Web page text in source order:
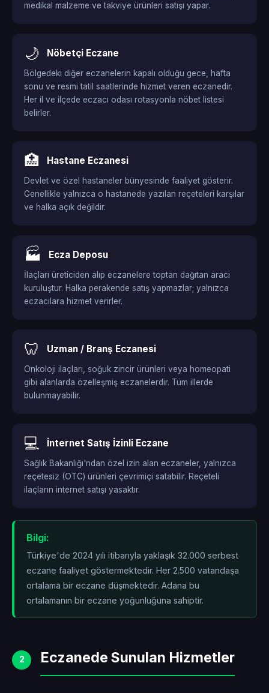
medikal malzeme ve takviye ürünleri satışı yapar.
🌙 Nöbetçi Eczane
Bölgedeki diğer eczanelerin kapalı olduğu gece, hafta
sonu ve resmi tatil saatlerinde hizmet veren eczanedir.
Her il ve ilçede eczacı odası rotasyonla nöbet listesi
belirler.
🏥 Hastane Eczanesi
Devlet ve özel hastaneler bünyesinde faaliyet gösterir.
Genellikle yalnızca o hastanede yazılan reçeteleri karşılar
ve halka açık değildir.
🏭 Ecza Deposu
İlaçları üreticiden alıp eczanelere toptan dağıtan aracı
kuruluştur. Halka perakende satış yapmazlar; yalnızca
eczacılara hizmet verirler.
🦷 Uzman / Branş Eczanesi
Onkoloji ilaçları, soğuk zincir ürünleri veya homeopati
gibi alanlarda özelleşmiş eczanelerdir. Tüm illerde
bulunmayabilir.
💻 İnternet Satış İzinli Eczane
Sağlık Bakanlığı'ndan özel izin alan eczaneler, yalnızca
reçetesiz (OTC) ürünleri çevrimiçi satabilir. Reçeteli
ilaçların internet satışı yasaktır.
Bilgi:
Türkiye'de 2024 yılı itibarıyla yaklaşık 32.000 serbest
eczane faaliyet göstermektedir. Her 2.500 vatandaşa
ortalama bir eczane düşmektedir. Adana bu
ortalamanın bir eczane yoğunluğuna sahiptir.
2 Eczanede Sunulan Hizmetler